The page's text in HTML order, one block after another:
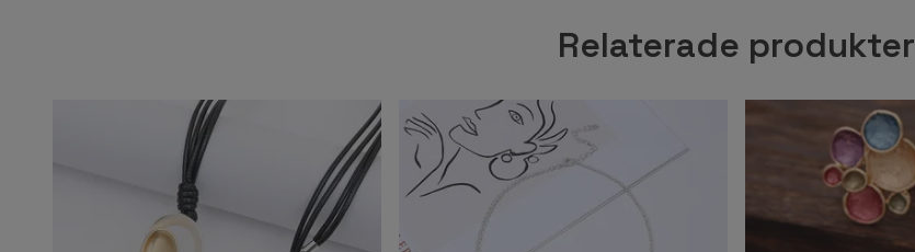
Relaterade produkter